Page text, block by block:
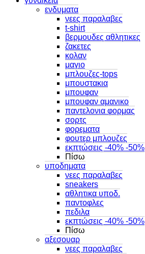
ενδυματα
νεες παραλαβες
t-shirt
βερμουδες αθλητικες
ζακετες
κολαν
μαγιο
μπλουζες-tops
μπουστακια
μπουφαν
μπουφαν αμανικο
παντελονια φορμας
σορτς
φορεματα
φουτερ μπλουζες
εκπτώσεις -40% -50%
Πίσω
υποδηματα
νεες παραλαβες
sneakers
αθλητικα υποδ.
παντοφλες
πεδιλα
εκπτώσεις -40% -50%
Πίσω
αξεσουαρ
νεες παραλαβες